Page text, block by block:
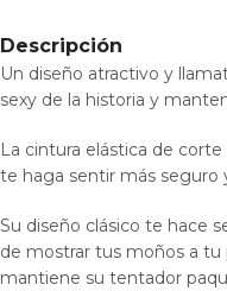
Descripción
Un diseño atractivo y
sexy de la historia y
La cintura elástica de
te haga sentir más seguro
Su diseño clásico te hace
de mostrar tus moños a tu
mantiene su tentador